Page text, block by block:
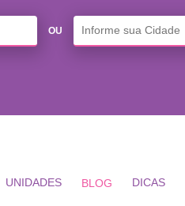
OU
UNIDADES BLOG DICAS